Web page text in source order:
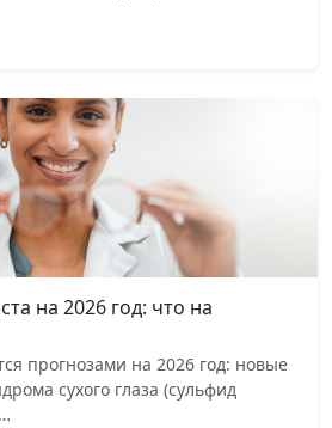
на 2026 год: что на
прогнозами на 2026 год: новые
сухого глаза (сульфид